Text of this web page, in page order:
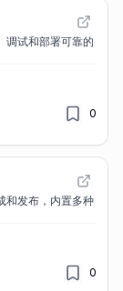
调试和部署可靠的
0
和发布，内置多种
0